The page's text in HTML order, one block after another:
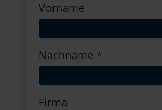
Vorname
Nachname *
Firma